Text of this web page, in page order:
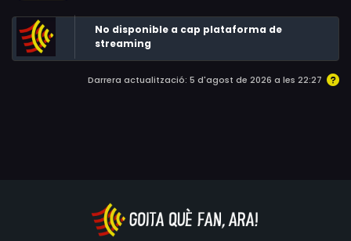
Vadet, Janine Viénot, Charles Vissières, Peter Ustinov,
Anton WalbrookNo disponible a cap plataforma de
streaming
Darrera actualització: 5 d'agost de 2026 a les 22:27